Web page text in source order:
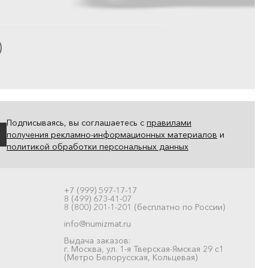
Подписываясь, вы соглашаетесь с правилами
получения рекламно-информационных материалов и
политикой обработки персональных данных
+7 (999) 597-17-17
8 (499) 673-41-07
8 (800) 201-1-201 (бесплатно по России)
info@numizmat.ru
Выдача заказов:
г. Москва, ул. 1-я Тверская-Ямская 29 с1
(Метро Белорусская, Кольцевая)